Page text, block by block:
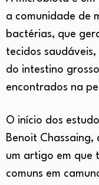
a comunidade de
bactérias, que
tecidos
do intestino
encontrados na
O início dos
Benoit Chassaing,
um artigo em que
comuns em